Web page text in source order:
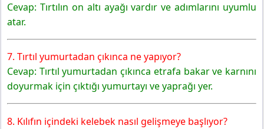
Cevap: Tırtılın on altı ayağı vardır ve adımlarını uyumlu
atar.
7. Tırtıl yumurtadan çıkınca ne yapıyor?
Cevap: Tırtıl yumurtadan çıkınca etrafa bakar ve karnını
doyurmak için çıktığı yumurtayı ve yaprağı yer.
8. Kılıfın içindeki kelebek nasıl gelişmeye başlıyor?